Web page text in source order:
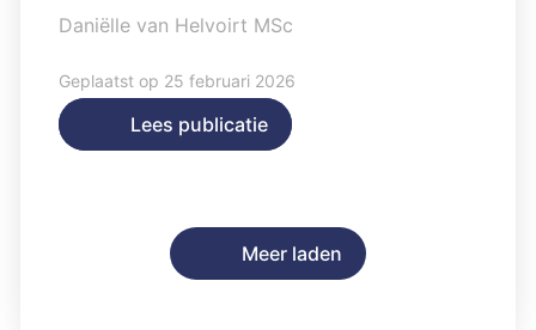
Lees publicatie
Daniëlle van Helvoirt MSc
Geplaatst op 25 februari 2026
Lees publicatie
Meer laden